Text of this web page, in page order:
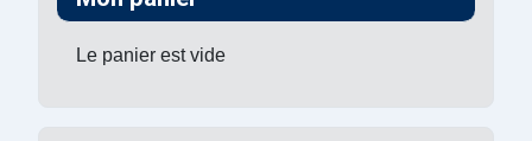
Le panier est vide